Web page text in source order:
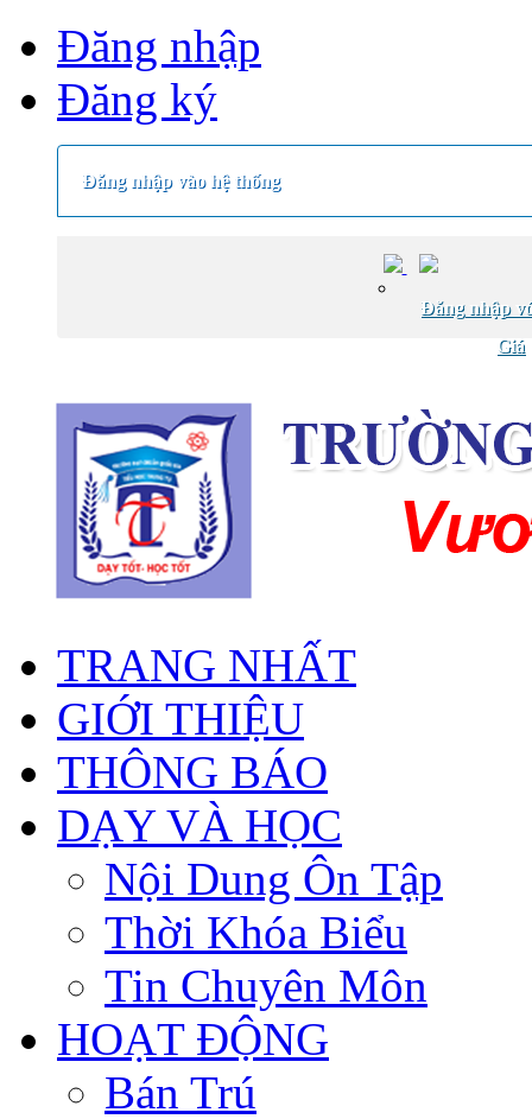
Đăng nhập
Đăng ký
Đăng nhập vào hệ thống
Đăng nhập
Giá
TRANG NHẤT
GIỚI THIỆU
THÔNG BÁO
DẠY VÀ HỌC
Nội Dung Ôn Tập
Thời Khóa Biểu
Tin Chuyên Môn
HOẠT ĐỘNG
Bán Trú